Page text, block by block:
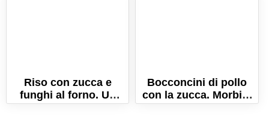
Riso con zucca e
funghi al forno. Un
timballo ricco e
Bocconcini di pollo
con la zucca. Morbidi
e saporiti!